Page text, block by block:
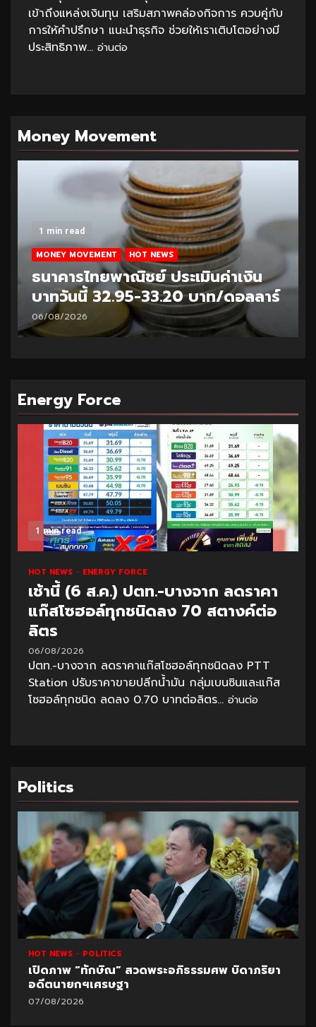
เข้าถึงแหล่งเงินทุน เสริมสภาพคล่องกิจการ ควบคู่กับ
การให้คำปรึกษา แนะนำธุรกิจ ช่วยให้เราเติบโตอย่างมี
ประสิทธิภาพ... อ่านต่อ
Money Movement
1 min read
MONEY MOVEMENT HOT NEWS
ธนาคารไทยพาณิชย์ ประเมินค่าเงิน
บาทวันนี้ 32.95-33.20 บาท/ดอลลาร์
06/08/2026
Energy Force
1 min read
HOT NEWS ENERGY FORCE
เช้านี้ (6 ส.ค.) ปตท.-บางจาก ลดราคา
แก๊สโซฮอล์ทุกชนิดลง 70 สตางค์ต่อ
ลิตร
06/08/2026
ปตท.-บางจาก ลดราคาแก๊สโซฮอล์ทุกชนิดลง PTT
Station ปรับราคาขายปลีกน้ำมัน กลุ่มเบนซินและแก๊ส
โซฮอล์ทุกชนิด ลดลง 0.70 บาทต่อลิตร... อ่านต่อ
Politics
1 min read
HOT NEWS POLITICS
ปูด!ข้อมูลใหม่สอบท้องถิ่น อ้างพบชื่อ “อนุทิน” โยง
มหา’ลัย
07/08/2026